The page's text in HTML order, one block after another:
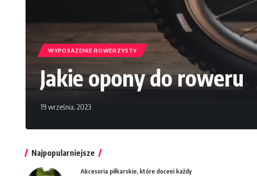
WYPOSAZENIE ROWERZYSTY
Jakie opony do roweru
19 września, 2023
Najpopularniejsze
Akcesoria piłkarskie, które doceni każdy